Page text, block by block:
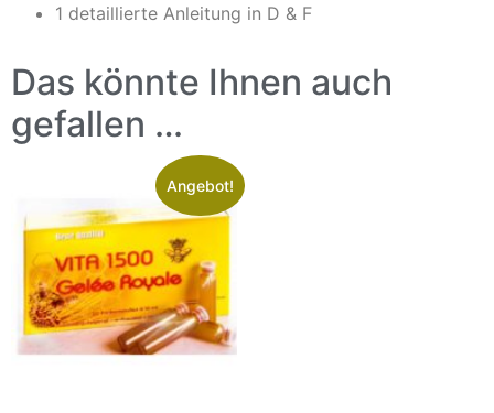
1 detaillierte Anleitung in D & F
Das könnte Ihnen auch
gefallen …
Angebot!